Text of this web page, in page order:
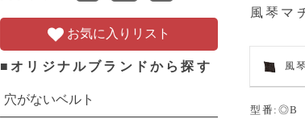
風琴マ
風
型番:◎B
お気に入りリスト
■オリジナルブランドから探す
穴がないベルト